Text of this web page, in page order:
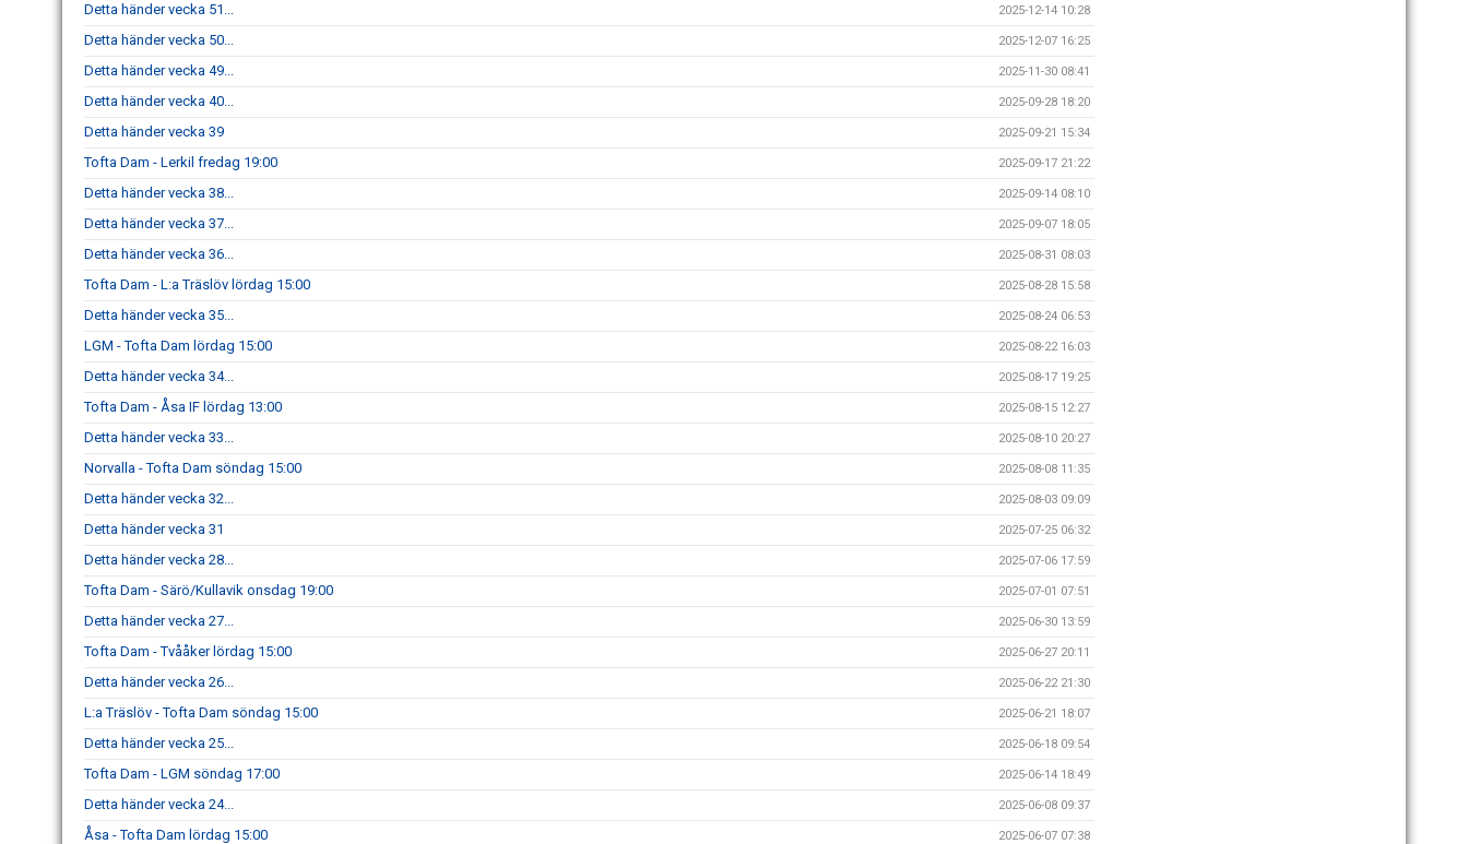
Detta händer vecka 51... 2025-12-14 10:28
Detta händer vecka 50... 2025-12-07 16:25
Detta händer vecka 49... 2025-11-30 08:41
Detta händer vecka 40... 2025-09-28 18:20
Detta händer vecka 39 2025-09-21 15:34
Tofta Dam - Lerkil fredag 19:00 2025-09-17 21:22
Detta händer vecka 38... 2025-09-14 08:10
Detta händer vecka 37... 2025-09-07 18:05
Detta händer vecka 36... 2025-08-31 08:03
Tofta Dam - L:a Träslöv lördag 15:00 2025-08-28 15:58
Detta händer vecka 35... 2025-08-24 06:53
LGM - Tofta Dam lördag 15:00 2025-08-22 16:03
Detta händer vecka 34... 2025-08-17 19:25
Tofta Dam - Åsa IF lördag 13:00 2025-08-15 12:27
Detta händer vecka 33... 2025-08-10 20:27
Norvalla - Tofta Dam söndag 15:00 2025-08-08 11:35
Detta händer vecka 32... 2025-08-03 09:09
Detta händer vecka 31 2025-07-25 06:32
Detta händer vecka 28... 2025-07-06 17:59
Tofta Dam - Särö/Kullavik onsdag 19:00 2025-07-01 07:51
Detta händer vecka 27... 2025-06-30 13:59
Tofta Dam - Tvååker lördag 15:00 2025-06-27 20:11
Detta händer vecka 26... 2025-06-22 21:30
L:a Träslöv - Tofta Dam söndag 15:00 2025-06-21 18:07
Detta händer vecka 25... 2025-06-18 09:54
Tofta Dam - LGM söndag 17:00 2025-06-14 18:49
Detta händer vecka 24... 2025-06-08 09:37
Åsa - Tofta Dam lördag 15:00 2025-06-07 07:38